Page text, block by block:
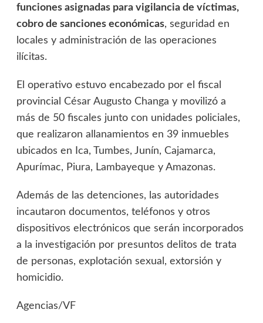
funciones asignadas para vigilancia de víctimas,
cobro de sanciones económicas, seguridad en
locales y administración de las operaciones
ilícitas.
El operativo estuvo encabezado por el fiscal
provincial César Augusto Changa y movilizó a
más de 50 fiscales junto con unidades policiales,
que realizaron allanamientos en 39 inmuebles
ubicados en Ica, Tumbes, Junín, Cajamarca,
Apurímac, Piura, Lambayeque y Amazonas.
Además de las detenciones, las autoridades
incautaron documentos, teléfonos y otros
dispositivos electrónicos que serán incorporados
a la investigación por presuntos delitos de trata
de personas, explotación sexual, extorsión y
homicidio.
Agencias/VF